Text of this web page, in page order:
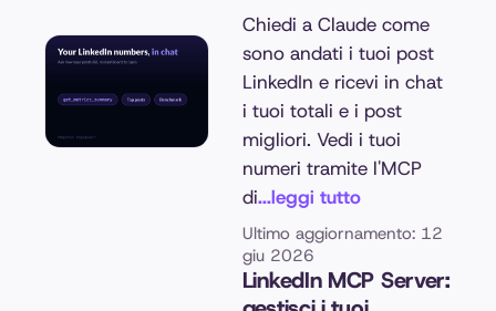
Chiedi a Claude come
sono andati i tuoi post
LinkedIn e ricevi in chat
i tuoi totali e i post
migliori. Vedi i tuoi
numeri tramite l'MCP
di...leggi tutto
Ultimo aggiornamento: 12
giu 2026
LinkedIn MCP Server: